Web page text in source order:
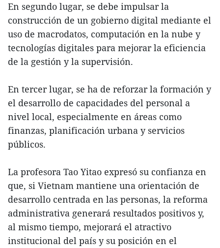
En segundo lugar, se debe impulsar la
construcción de un gobierno digital mediante el
uso de macrodatos, computación en la nube y
tecnologías digitales para mejorar la eficiencia
de la gestión y la supervisión.
En tercer lugar, se ha de reforzar la formación y
el desarrollo de capacidades del personal a
nivel local, especialmente en áreas como
finanzas, planificación urbana y servicios
públicos.
La profesora Tao Yitao expresó su confianza en
que, si Vietnam mantiene una orientación de
desarrollo centrada en las personas, la reforma
administrativa generará resultados positivos y,
al mismo tiempo, mejorará el atractivo
institucional del país y su posición en el